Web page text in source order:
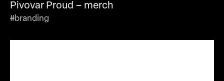
Pivovar Proud – merch
#branding